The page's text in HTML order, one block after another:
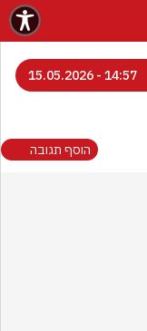
14:57 - 15.05.2026
הוסף תגובה